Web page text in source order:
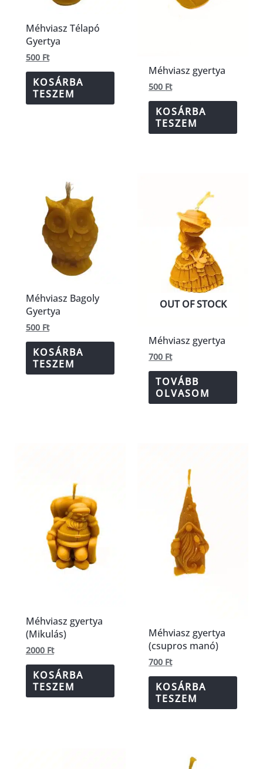
Méhviasz Télapó
Gyertya
500 Ft
KOSÁRBA
TESZEM
Méhviasz gyertya
500 Ft
KOSÁRBA
TESZEM
Méhviasz Bagoly
Gyertya
500 Ft
KOSÁRBA
TESZEM
OUT OF STOCK
Méhviasz gyertya
700 Ft
TOVÁBB
OLVASOM
Méhviasz gyertya
(Mikulás)
2000 Ft
KOSÁRBA
TESZEM
Méhviasz gyertya
(csupros manó)
700 Ft
KOSÁRBA
TESZEM